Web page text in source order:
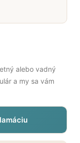
alebo vadný
a my sa vám